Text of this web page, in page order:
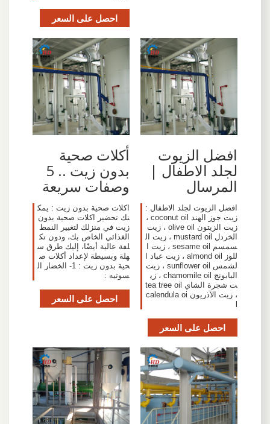
احصل على السعر
افضل الزيوت
لجلد الاطفال |
المرسال
افضل الزيوت لجلد الاطفال :
زيت جوز الهند coconut oil ،
زيت الزيتون olive oil ، زيت
الخردل mustard oil ، زيت ال
سمسم sesame oil ، زيت ا
للوز almond oil ، زيت عباد ا
لشمس sunflower oil ، زيت
البابونج chamomile oil ، زي
ت شجرة الشاي tea tree oil
، زيت الآذريون calendula oi
l
احصل على السعر
أكلات صحية
بدون زيت .. 5
وصفات سريعة
اكلات صحية بدون زيت : يمك
نك تحضير اكلات صحية بدون
زيت في منزلك لتغيير النمط
الغذائي الخاص بك، ودون تك
لفة عالية أيضًا، إليك طرق س
هلة وبسيطة لإعداد أكلات ص
حية بدون زيت : 1- الخضار ال
سوتيه :
احصل على السعر